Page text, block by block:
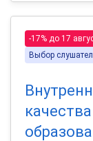
-17% до 17
Выбор